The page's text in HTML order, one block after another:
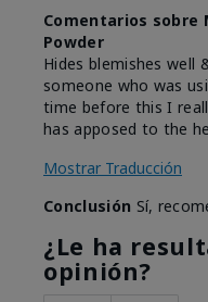
Comentarios sobre
Powder
Hides blemishes well
someone who was
time before this I
has apposed to the
Mostrar Traducción
Conclusión Sí,
¿Le ha
opinión?